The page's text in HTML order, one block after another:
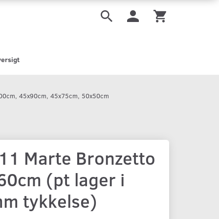
45x90cm, 45x75cm, 50x50cm
Marte Bronzetto
(pt lager i
tykkelse)